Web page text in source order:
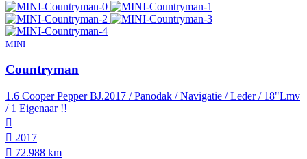
MINI
Countryman
1.6 Cooper Pepper BJ.2017 / Panodak / Navigatie / Leder / 18"Lmv
/ 1 Eigenaar !!
2017
72.988 km